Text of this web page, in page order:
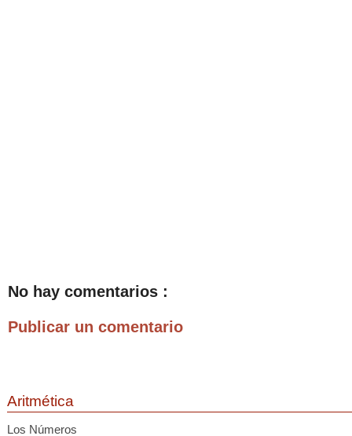
No hay comentarios :
Publicar un comentario
Aritmética
Los Números